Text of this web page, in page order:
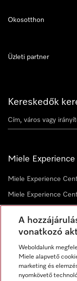
Kereskedők
Miele
Miele Experience
Miele Experience
Hírlevél
Okosotthon
Üzleti partner
A
vonatkozó
Weboldalunk
Miele alapvető
marketing és
nyomkövető